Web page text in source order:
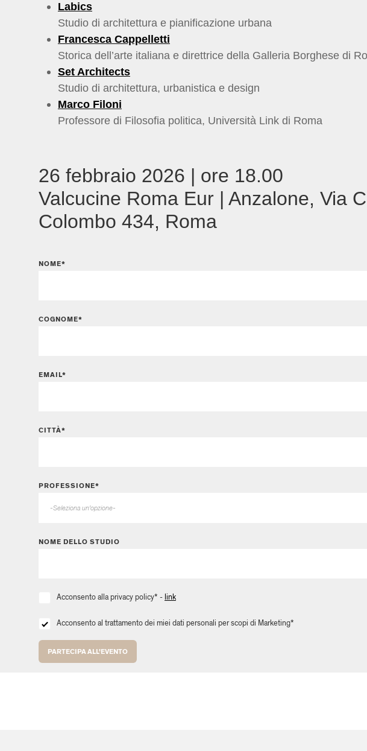
Labics
Studio di architettura e pianificazione urbana
Francesca Cappelletti
Storica dell’arte italiana e direttrice della Galleria Borghese di
Set Architects
Studio di architettura, urbanistica e design
Marco Filoni
Professore di Filosofia politica, Università Link di Roma
26 febbraio 2026 | ore 18.00
Valcucine Roma Eur | Anzalone, Via
Colombo 434, Roma
NOME*
COGNOME*
EMAIL*
CITTÀ*
PROFESSIONE*
NOME DELLO STUDIO
Acconsento alla privacy policy* - link
Acconsento al trattamento dei miei dati personali per scopi di Marketing*